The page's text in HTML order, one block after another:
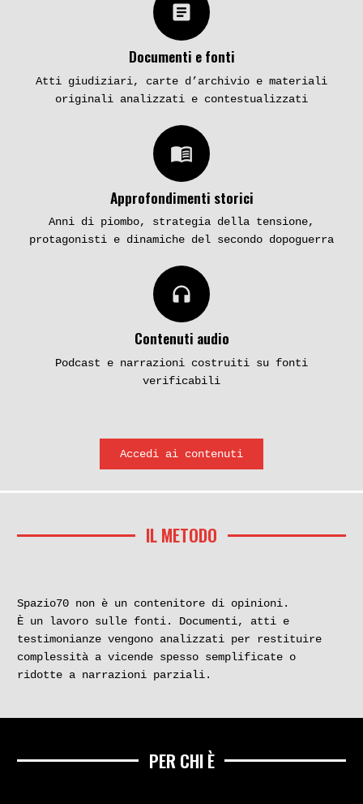
article
Documenti e fonti
Atti giudiziari, carte d’archivio e materiali
originali analizzati e contestualizzati
menu_book
Approfondimenti storici
Anni di piombo, strategia della tensione,
protagonisti e dinamiche del secondo dopoguerra
headphones
Contenuti audio
Podcast e narrazioni costruiti su fonti
verificabili
Accedi ai contenuti
IL METODO
Spazio70 non è un contenitore di opinioni.
È un lavoro sulle fonti. Documenti, atti e
testimonianze vengono analizzati per restituire
complessità a vicende spesso semplificate o
ridotte a narrazioni parziali.
PER CHI È